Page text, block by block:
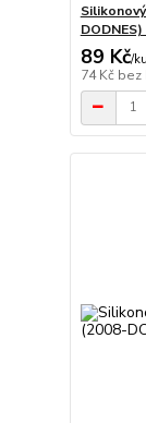
DODNES)
89 Kč/
74 Kč bez